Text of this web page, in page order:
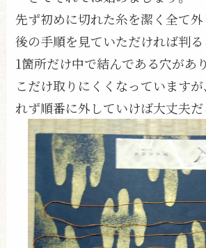
先ず初めに切れた糸を潔く全て外
後の手順を見ていただければ判る
1箇所だけ中で結んである穴があ
こだけ取りにくくなっています
れず順番に外していけば大丈夫だ